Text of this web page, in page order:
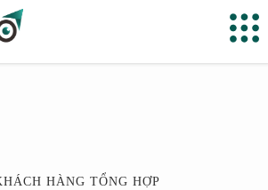
HÀNG TỔNG HỢP